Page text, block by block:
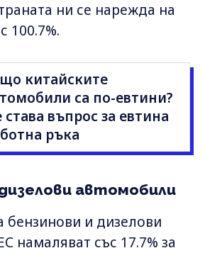
ни се нарежда на
100.7%.
китайските
са по-евтини?
става въпрос за евтина
ръка
автомобили
и дизелови
намаляват със 17.7% за